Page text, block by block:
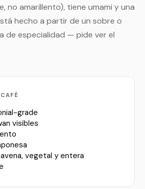
no amarillento), tiene umami y una
hecho a partir de un sobre o
de especialidad — pide ver el
grade
visibles
vegetal y entera